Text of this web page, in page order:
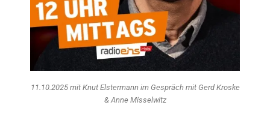
11.10.2025 mit Knut Elstermann im Gespräch mit Gerd Kroske
& Anne Misselwitz